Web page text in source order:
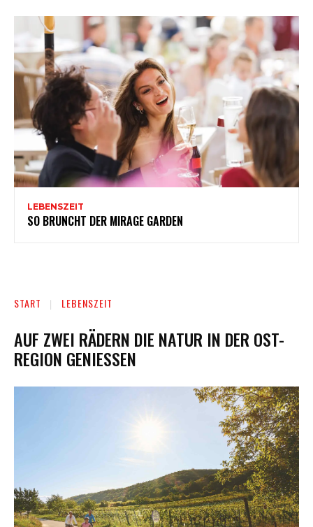
LEBENSZEIT
SO BRUNCHT DER MIRAGE GARDEN